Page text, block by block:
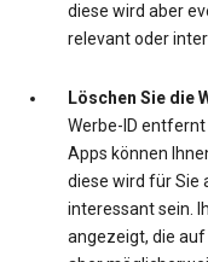
diese wird aber
relevant oder
Löschen Sie die
Werbe-ID entfernt
Apps können
diese wird für Sie
interessant sein.
angezeigt, die auf